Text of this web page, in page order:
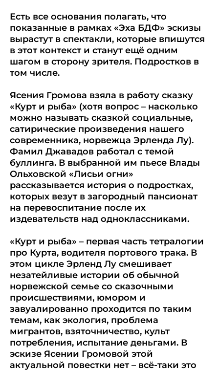
Есть все основания полагать, что
показанные в рамках «Эха БДФ» эскизы
вырастут в спектакли, которые впишутся
в этот контекст и станут ещё одним
шагом в сторону зрителя. Подростков в
том числе.
Ясения Громова взяла в работу сказку
«Курт и рыба» (хотя вопрос – насколько
можно называть сказкой социальные,
сатирические произведения нашего
современника, норвежца Эрленда Лу).
Фамил Джавадов работал с темой
буллинга. В выбранной им пьесе Влады
Ольховской «Лисьи огни»
рассказывается история о подростках,
которых везут в загородный пансионат
на перевоспитание после их
издевательств над одноклассниками.
«Курт и рыба» – первая часть тетралогии
про Курта, водителя портового трака. В
этом цикле Эрленд Лу смешивает
незатейливые истории об обычной
норвежской семье со сказочными
происшествиями, юмором и
завуалированно проходится по таким
темам, как экология, проблема
мигрантов, взяточничество, культ
потребления, испытание деньгами. В
эскизе Ясении Громовой этой
актуальной повестки нет – всё-таки это